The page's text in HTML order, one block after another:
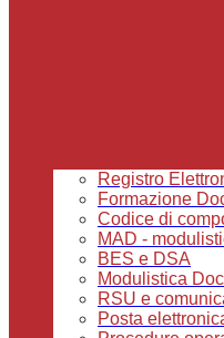
Registro
Formazione
Codice di
MAD -
BES e DSA
Modulistica
RSU e
Posta